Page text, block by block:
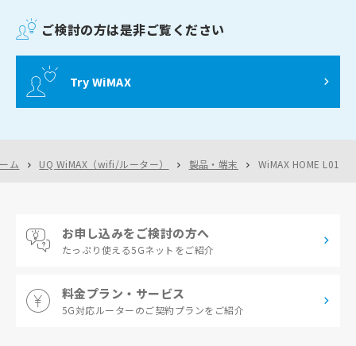
ご検討の方は是非ご覧ください
Try WiMAX
ム UQ WiMAX（wifi/ルーター） 製品・端末 WiMAX HOME L01
お申し込みをご検討の方へ
たっぷり使える5Gネットをご紹介
料金プラン・サービス
5G対応ルーターのご契約プランをご紹介